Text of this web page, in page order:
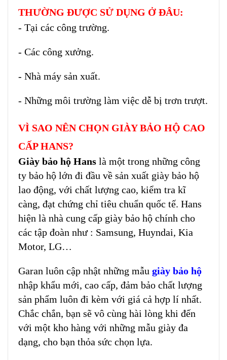
THƯỜNG ĐƯỢC SỬ DỤNG Ở ĐÂU:
- Tại các công trường.
- Các công xưởng.
- Nhà máy sản xuất.
- Những môi trường làm việc dễ bị trơn trượt.
VÌ SAO NÊN CHỌN GIÀY BẢO HỘ CAO
CẤP HANS?
Giày bảo hộ Hans là một trong những công
ty bảo hộ lớn đi đầu về sản xuất giày bảo hộ
lao động, với chất lượng cao, kiểm tra kĩ
càng, đạt chứng chỉ tiêu chuẩn quốc tế. Hans
hiện là nhà cung cấp giày bảo hộ chính cho
các tập đoàn như : Samsung, Huyndai, Kia
Motor, LG…
Garan luôn cập nhật những mẫu giày bảo hộ
nhập khẩu mới, cao cấp, đảm bảo chất lượng
sản phẩm luôn đi kèm với giá cả hợp lí nhất.
Chắc chắn, bạn sẽ vô cùng hài lòng khi đến
với một kho hàng với những mẫu giày đa
dạng, cho bạn thỏa sức chọn lựa.